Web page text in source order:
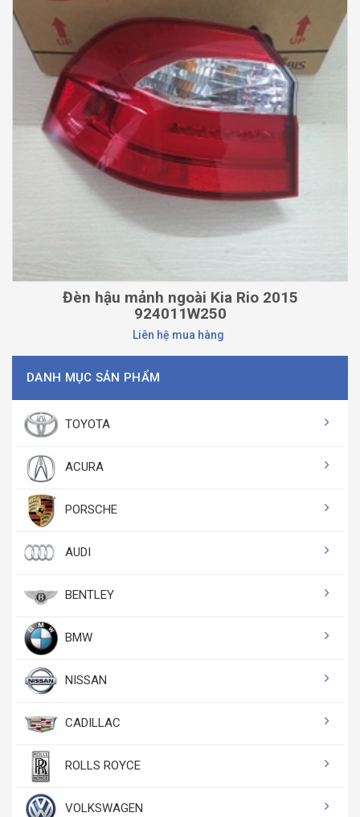
Đèn hậu mảnh ngoài Kia Rio 2015
924011W250
Liên hệ mua hàng
DANH MỤC SẢN PHẨM
TOYOTA
ACURA
PORSCHE
AUDI
BENTLEY
BMW
NISSAN
CADILLAC
ROLLS ROYCE
VOLKSWAGEN